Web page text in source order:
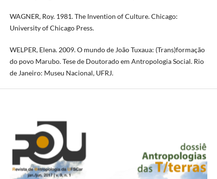
WAGNER, Roy. 1981. The Invention of Culture. Chicago:
University of Chicago Press.
WELPER, Elena. 2009. O mundo de João Tuxaua: (Trans)formação
do povo Marubo. Tese de Doutorado em Antropologia Social. Rio
de Janeiro: Museu Nacional, UFRJ.